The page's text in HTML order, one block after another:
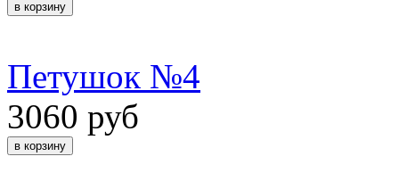
Петушок №4
3060 руб